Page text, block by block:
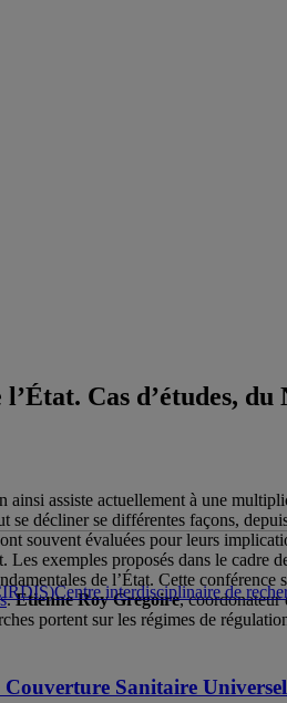
Cas d’études,
assiste actuellement à une
décliner se différentes façons,
souvent évaluées pour leurs
exemples proposés dans le cadre
de l’État. Cette
.Etienne Roy Gregoire, coordonateur
portent sur les régimes de
Centre interdisciplinaire de
Couverture Sanitaire